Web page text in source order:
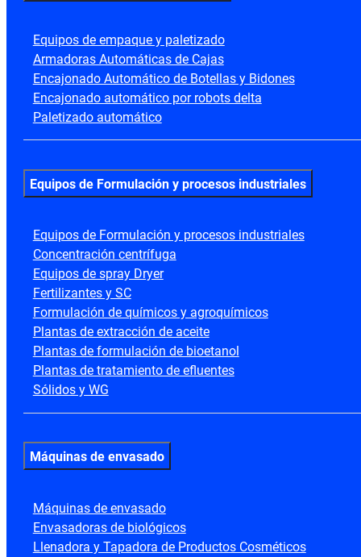
Equipos de empaque y paletizado
Armadoras Automáticas de Cajas
Encajonado Automático de Botellas y Bidones
Encajonado automático por robots delta
Paletizado automático
Equipos de Formulación y procesos industriales
Equipos de Formulación y procesos industriales
Concentración centrífuga
Equipos de spray Dryer
Fertilizantes y SC
Formulación de químicos y agroquímicos
Plantas de extracción de aceite
Plantas de formulación de bioetanol
Plantas de tratamiento de efluentes
Sólidos y WG
Máquinas de envasado
Máquinas de envasado
Envasadoras de biológicos
Llenadora y Tapadora de Productos Cosméticos